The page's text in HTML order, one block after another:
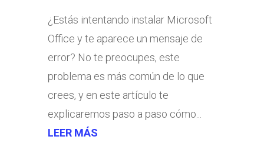
¿Estás intentando instalar Microsoft
Office y te aparece un mensaje de
error? No te preocupes, este
problema es más común de lo que
crees, y en este artículo te
explicaremos paso a paso cómo...
LEER MÁS